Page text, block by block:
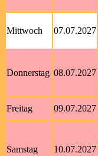
Mittwoch 07.07.2027
Donnerstag 08.07.2027
Freitag
09.07.2027
Samstag 10.07.2027